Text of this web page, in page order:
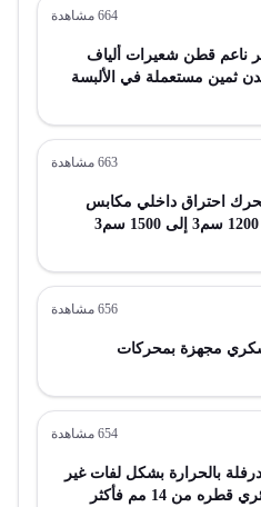
664 مشاهدة
قطن شعيرات ألياف
ثمين مستعملة في الألبسة
663 مشاهدة
احتراق داخلي مكابس
656 مشاهدة
مجهزة بمحركات
654 مشاهدة
بالحرارة بشكل لفات غير
من 14 مم فأكثر